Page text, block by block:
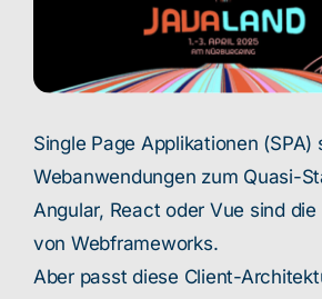
Single Page Applikationen
Webanwendungen zum Quasi-
Angular, React oder Vue sind
von Webframeworks.
Aber passt diese Client-